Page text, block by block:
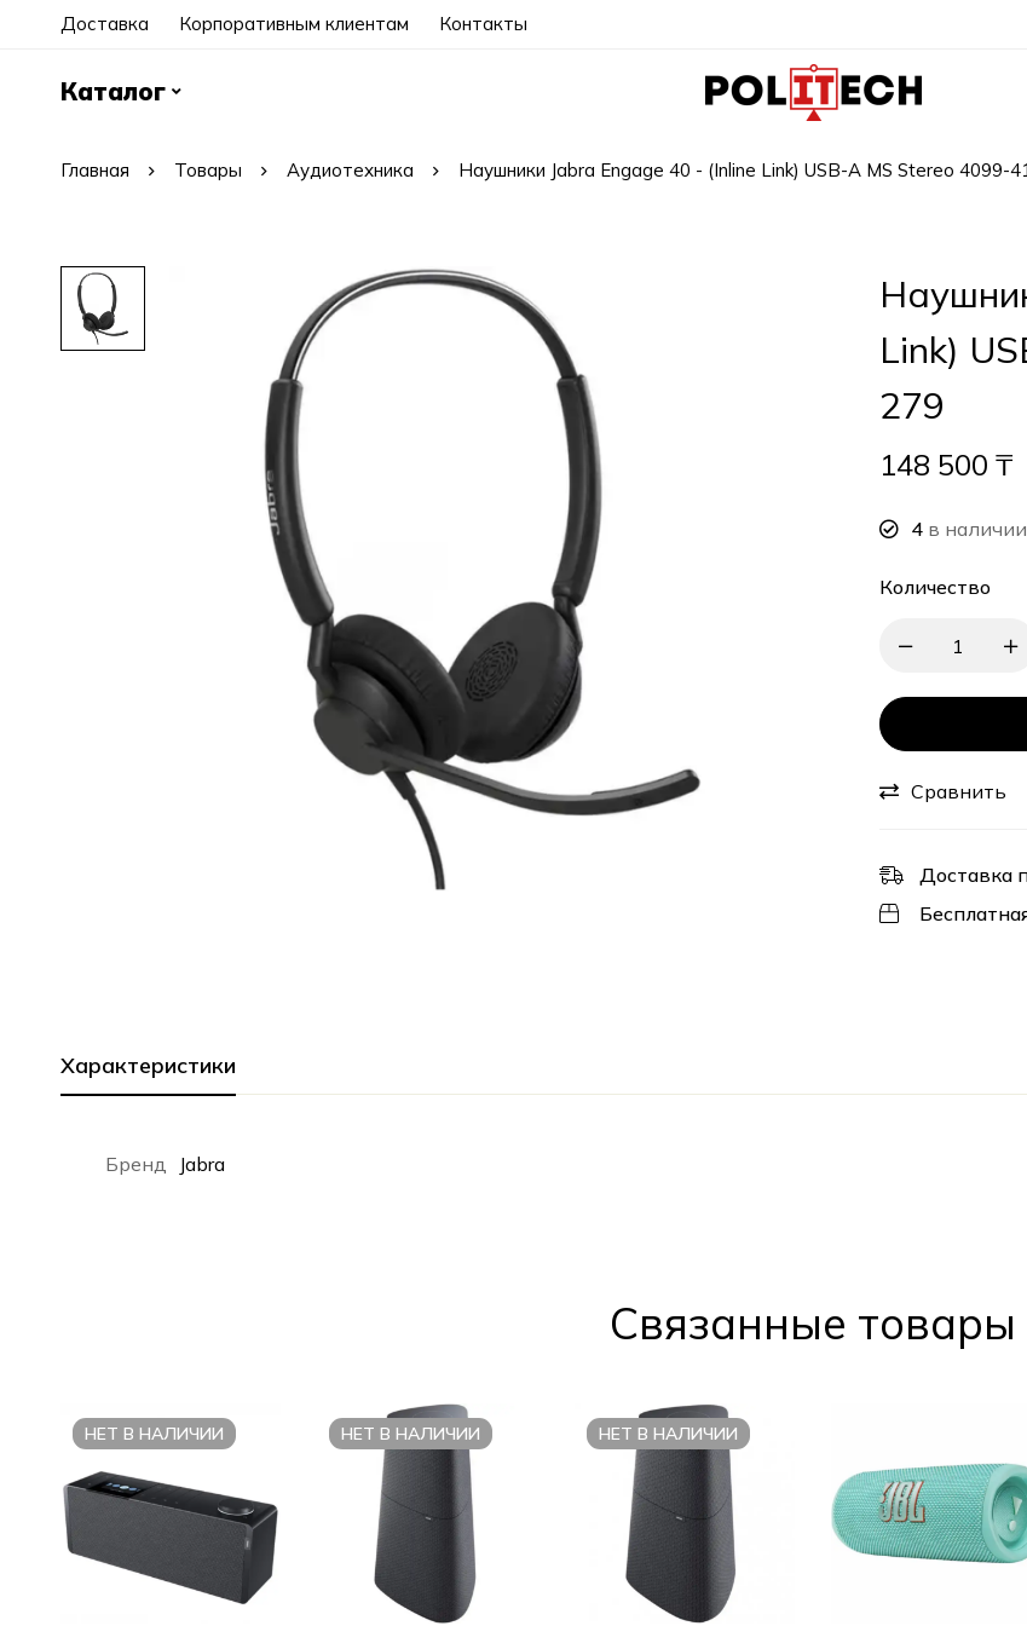
Доставка Корпоративным клиентам Контакты
Каталог
Главная Товары Аудиотехника Наушники Jabra Engage 40 - (Inline Link) USB-A MS Stereo 4099-
Link)
279
148 500 ₸
4 в наличии
Количество
Сравнить
Доставка
Характеристики
Бренд Jabra
Cвязанные товары
НЕТ В НАЛИЧИИ НЕТ В НАЛИЧИИ НЕТ В НАЛИЧИИ